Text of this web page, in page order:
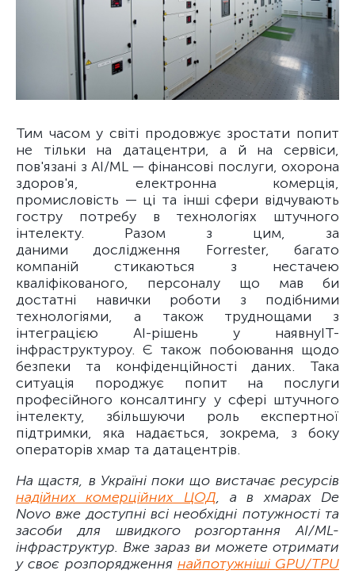
Тим часом у світі продовжує зростати попит
не тільки на датацентри, а й на сервіси,
пов'язані з AI/ML — фінансові послуги, охорона
здоров'я, електронна комерція,
промисловість — ці та інші сфери відчувають
гостру потребу в технологіях штучного
інтелекту. Разом з цим, за
даними дослідження Forrester, багато
компаній стикаються з нестачею
кваліфікованого, персоналу що мав би
достатні навички роботи з подібними
технологіями, а також труднощами з
інтеграцією AI-рішень у наявнуІТ-
інфраструктуроу. Є також побоювання щодо
безпеки та конфіденційності даних. Така
ситуація породжує попит на послуги
професійного консалтингу у сфері штучного
інтелекту, збільшуючи роль експертної
підтримки, яка надається, зокрема, з боку
операторів хмар та датацентрів.
На щастя, в Україні поки що вистачає ресурсів
надійних комерційних ЦОД, а в хмарах De
Novo вже доступні всі необхідні потужності та
засоби для швидкого розгортання AI/ML-
інфраструктур. Вже зараз ви можете отримати
у своє розпорядження найпотужніші GPU/TPU